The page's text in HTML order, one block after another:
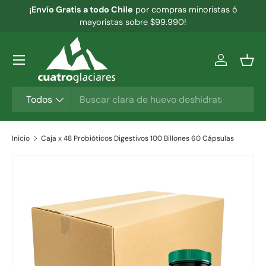
IR AL CONTENIDO
¡Envío Gratis a todo Chile por compras minoristas ó
mayoristas sobre $99.990!
Todos
Iniciar
Menú
Inicio Caja x 48 Probióticos Digestivos 100 Billones 60 Cápsulas